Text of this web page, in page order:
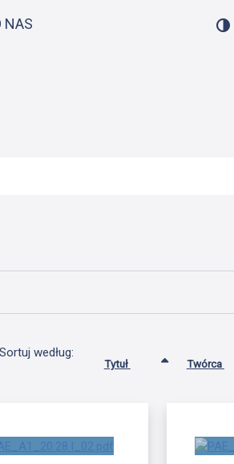
NAS
Sortuj według:
Tytuł Twórca